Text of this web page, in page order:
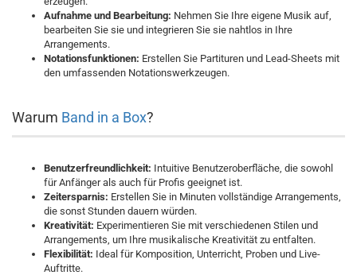
Aufnahme und Bearbeitung: Nehmen Sie Ihre eigene Musik auf,
bearbeiten Sie sie und integrieren Sie sie nahtlos in Ihre
Arrangements.
Notationsfunktionen: Erstellen Sie Partituren und Lead-Sheets mit
den umfassenden Notationswerkzeugen.
Warum Band in a Box?
Benutzerfreundlichkeit: Intuitive Benutzeroberfläche, die sowohl
für Anfänger als auch für Profis geeignet ist.
Zeitersparnis: Erstellen Sie in Minuten vollständige Arrangements,
die sonst Stunden dauern würden.
Kreativität: Experimentieren Sie mit verschiedenen Stilen und
Arrangements, um Ihre musikalische Kreativität zu entfalten.
Flexibilität: Ideal für Komposition, Unterricht, Proben und Live-
Auftritte.